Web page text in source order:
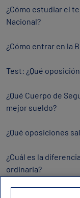
¿Cómo estudiar el
Nacional?
¿Cómo entrar en la
Test: ¿Qué
¿Qué Cuerpo de
mejor sueldo?
¿Qué oposiciones
¿Cuál es la
ordinaria?